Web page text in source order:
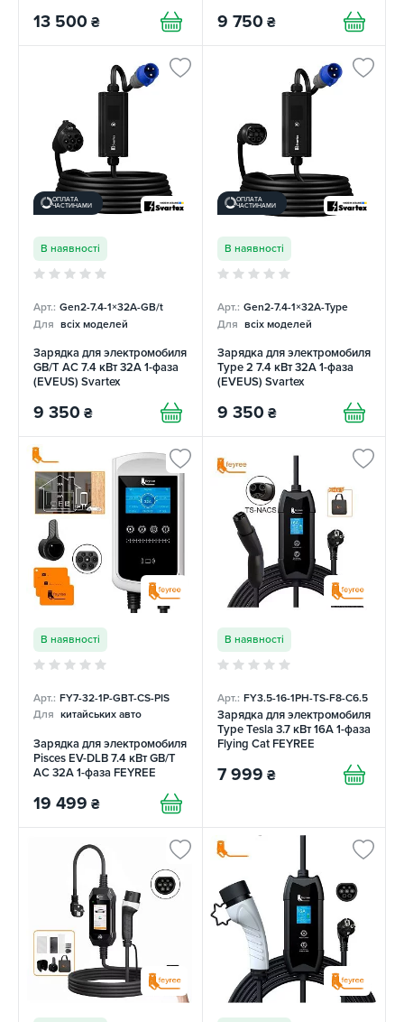
13 500 ₴ 9 750 ₴
ОПЛАТА
ЧАСТИНАМИ
В наявності
Арт.: Gen2-7.4-1×32А-GB/t
Для всіх моделей
Зарядка для электромобиля
GB/T AC 7.4 кВт 32А 1-фаза
(EVEUS) Svartex
9 350 ₴
ОПЛАТА
ЧАСТИНАМИ
В наявності
Арт.: Gen2-7.4-1×32А-Type
Для всіх моделей
Зарядка для электромобиля
Type 2 7.4 кВт 32А 1-фаза
(EVEUS) Svartex
9 350 ₴
В наявності
Арт.: FY7-32-1P-GBT-CS-PIS
Для китайських авто
Зарядка для электромобиля
Pisces EV-DLB 7.4 кВт GB/T
AC 32А 1-фаза FEYREE
19 499 ₴
В наявності
Арт.: FY3.5-16-1PH-TS-F8-C6.5
Зарядка для электромобиля
Type Tesla 3.7 кВт 16А 1-фаза
Flying Cat FEYREE
7 999 ₴